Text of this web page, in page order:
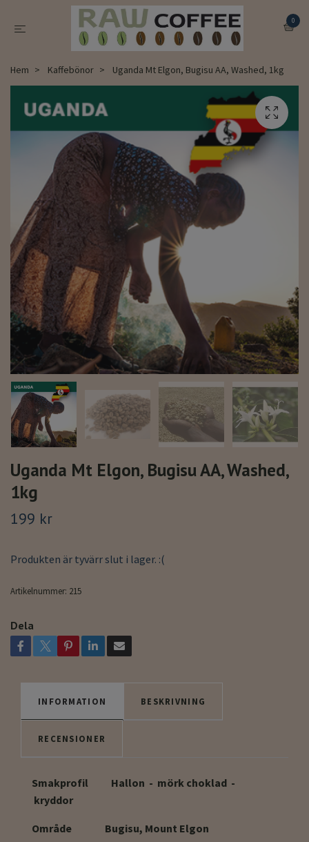
0
Hem Kaffebönor Uganda Mt Elgon, Bugisu AA, Washed, 1kg
Uganda Mt Elgon, Bugisu AA, Washed,
1kg
199 kr
Produkten är tyvärr slut i lager. :(
Artikelnummer: 215
Dela
INFORMATION BESKRIVNING
RECENSIONER
Smakprofil Hallon - mörk choklad -
kryddor
Område Bugisu, Mount Elgon